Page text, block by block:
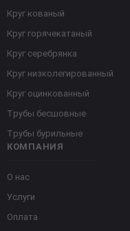
КОМПАНИЯ
О нас
Услуги
Оплата
Круг кованый
Круг горячекатаный
Круг серебрянка
Круг низколегированный
Круг оцинкованный
Трубы бесшовные
Трубы бурильные